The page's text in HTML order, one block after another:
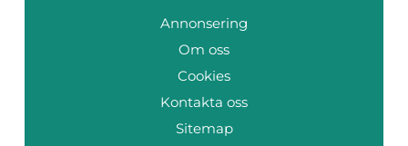
Annonsering
Om oss
Cookies
Kontakta oss
Sitemap